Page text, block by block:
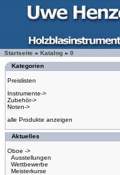
Startseite » Katalog » 0
Kategorien
Preislisten
Instrumente->
Zubehör->
Noten->
alle Produkte anzeigen
Aktuelles
Oboe ->
Ausstellungen
Wettbewerbe
Meisterkurse